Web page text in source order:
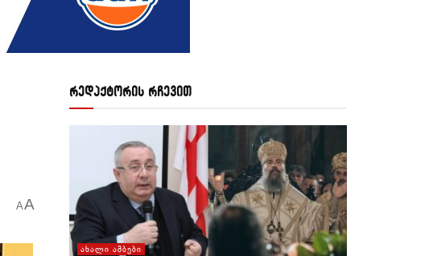
AA
რედაქტორის რჩევით
ᲐᲮᲐᲚᲘ ᲐᲛᲑᲔᲑᲘ